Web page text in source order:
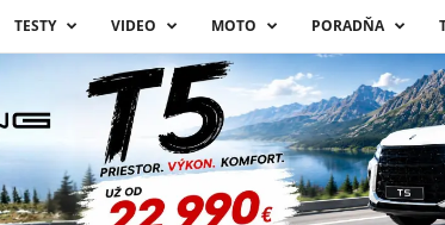
TESTY VIDEO MOTO PORADŇA